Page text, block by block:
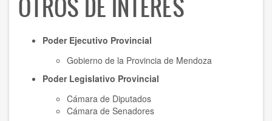
OTROS DE INTERÉS
Poder Ejecutivo Provincial
Gobierno de la Provincia de Mendoza
Poder Legislativo Provincial
Cámara de Diputados
Cámara de Senadores